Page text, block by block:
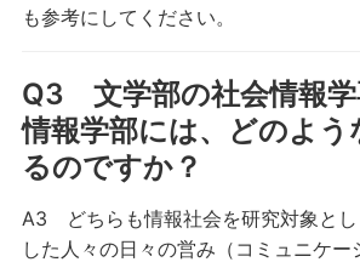
も参考にしてください。
Q3 文学部の社会情報学
情報学部には、どのよう
るのですか？
A3 どちらも情報社会を研究対象とし
した人々の日々の営み（コミュニケー